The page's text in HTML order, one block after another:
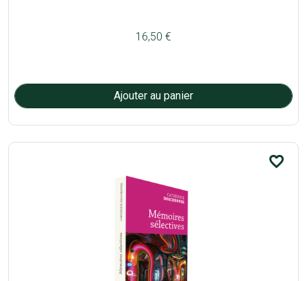
16,50 €
favorite_border